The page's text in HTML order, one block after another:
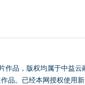
作品，版权均属于中益云
品。已经本网授权使用